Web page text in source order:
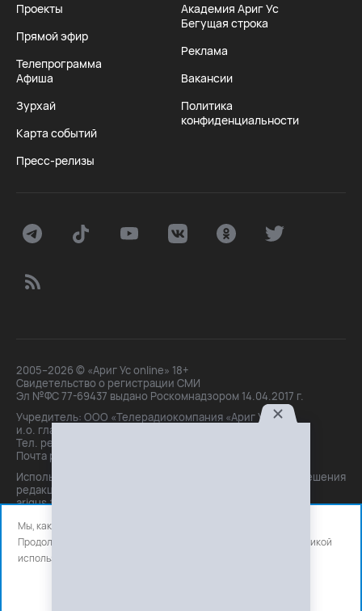
Проекты
Прямой эфир
Телепрограмма
Афиша
Зурхай
Карта событий
Пресс-релизы
Академия Ариг Ус
Бегущая строка
Реклама
Вакансии
Политика
конфиденциальности
2005–2026 © «Ариг Ус online» 18+
Свидетельство о регистрации СМИ
Эл №ФС 77-69437 выдано Роскомнадзором 14.04.2017 г.
Учредитель: ООО «Телерадиокомпания «Ариг Ус»,
и.о. главного редактора: Маханова О.Б.
Тел. peдakции: +7(3012)21-30-14,
Почта peдakции: editor@arigus.tv
Использование материалов только с письменного разрешения
редакции. При цитировании прямая активная ссылка на
arigus.tv обязательна.
Мы, как и все используем файлы cookie и сервисы аналитики.
Продолжая использовать сайт, вы соглашаетесь с нашей
политикой
использования